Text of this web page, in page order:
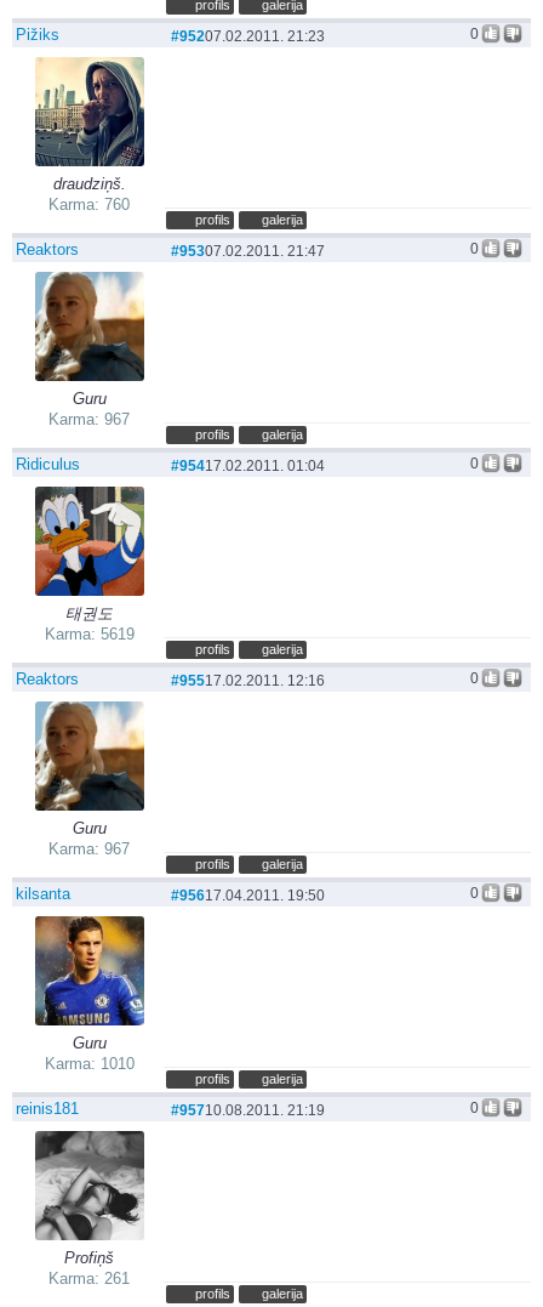
profils galerija
Pižiks
draudziņš.
Karma: 760
0
#95207.02.2011. 21:23
profils galerija
Reaktors
Guru
Karma: 967
0
#95307.02.2011. 21:47
profils galerija
Ridiculus
태권도
Karma: 5619
0
#95417.02.2011. 01:04
profils galerija
Reaktors
Guru
Karma: 967
0
#95517.02.2011. 12:16
profils galerija
kilsanta
Guru
Karma: 1010
0
#95617.04.2011. 19:50
profils galerija
reinis181
Profiņš
Karma: 261
0
#95710.08.2011. 21:19
profils galerija